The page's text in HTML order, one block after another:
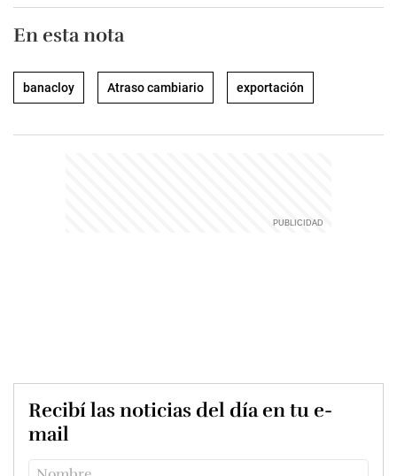
En esta nota
banacloy Atraso cambiario exportación
Recibí las noticias del día en tu e-
mail